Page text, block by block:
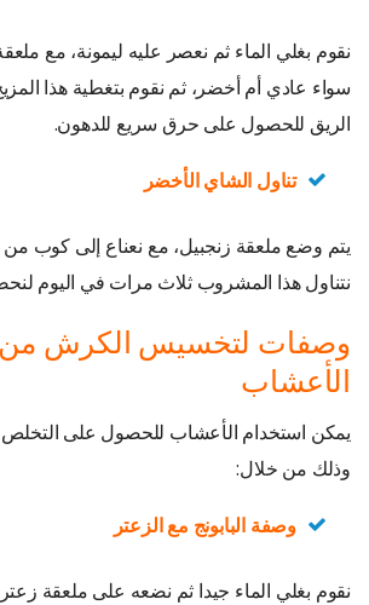
نقوم بغلي الماء ثم نعصر عليه ليمونة، مع
سواء عادي أم أخضر، ثم نقوم بتغطية هذا
الريق للحصول على حرق سريع للدهون.
تناول الشاي الأخضر
يتم وضع ملعقة زنجبيل، مع نعناع إلى كوب من
نتناول هذا المشروب ثلاث مرات في اليوم
وصفات لتخسيس الكرش من
الأعشاب
يمكن استخدام الأعشاب للحصول على
وذلك من خلال:
وصفة البابونج مع الزعتر
نقوم بغلي الماء جيدا ثم نضعه على ملعقة زعتر